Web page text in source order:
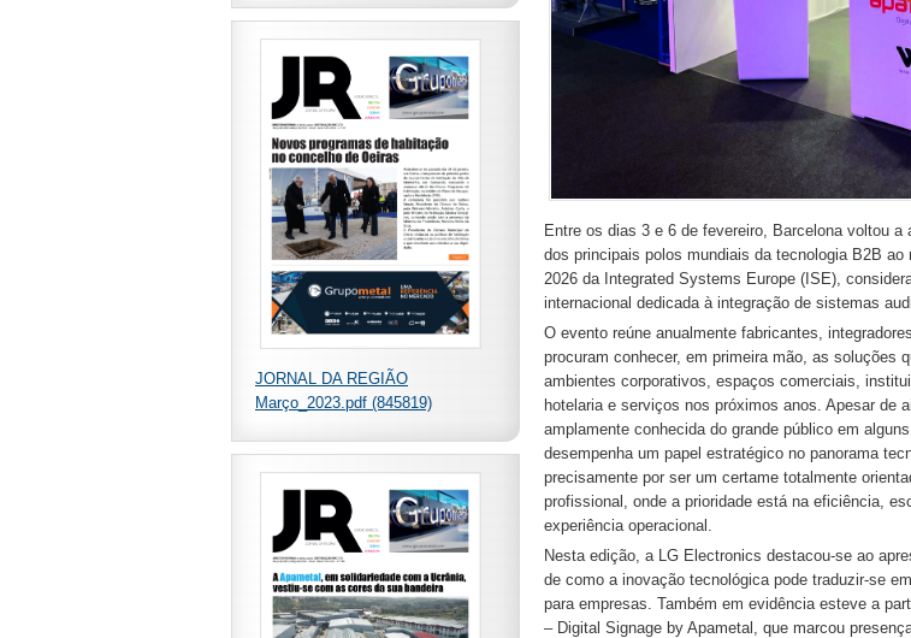
Entre os dias 3 e 6 de fevereiro, Barcelona voltou a
dos principais polos mundiais da tecnologia B2B ao
2026 da Integrated Systems Europe (ISE),
internacional dedicada à integração de sistemas
O evento reúne anualmente fabricantes,
procuram conhecer, em primeira mão, as soluções
ambientes corporativos, espaços comerciais,
hotelaria e serviços nos próximos anos. Apesar de
amplamente conhecida do grande público em
desempenha um papel estratégico no panorama
precisamente por ser um certame totalmente
profissional, onde a prioridade está na eficiência,
experiência operacional.
Nesta edição, a LG Electronics destacou-se ao
de como a inovação tecnológica pode traduzir-se
para empresas. Também em evidência esteve a
– Digital Signage by Apametal, que marcou
JORNAL DA REGIÃO
Março_2023.pdf (845819)